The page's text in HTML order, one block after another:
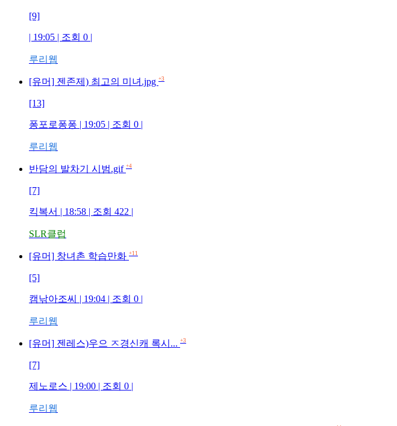
[9]
| 19:05 | 조회 0 |
루리웹
[유머] 젠존제) 최고의 미녀.jpg +3
[13]
퐁포로퐁퐁 | 19:05 | 조회 0 |
루리웹
반담의 발차기 시범.gif +4
[7]
킥복서 | 18:58 | 조회 422 |
SLR클럽
[유머] 창녀촌 학습만화 +11
[5]
캠낚아조씨 | 19:04 | 조회 0 |
루리웹
[유머] 젠레스)우으 ㅈ경신캐 록시... +3
[7]
제노로스 | 19:00 | 조회 0 |
루리웹